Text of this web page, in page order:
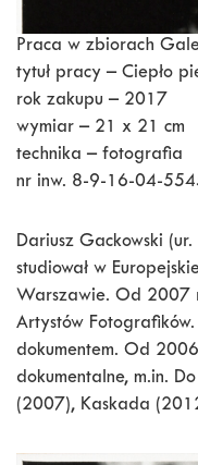
Praca w zbiorach
tytuł pracy – Ciepło
rok zakupu – 2017
wymiar – 21 x 21 cm
technika – fotografia
nr inw. 8-9-16-04-
Dariusz Gackowski
studiował w
Warszawie. Od 2007
Artystów
dokumentem. Od
dokumentalne, m.in.
(2007), Kaskada